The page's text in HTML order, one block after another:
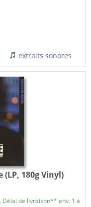
extraits sonores
(LP, 180g Vinyl)
de livraison** env. 1 à